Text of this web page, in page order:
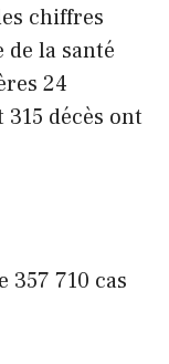
chiffres
la santé
24
315 décès ont
710 cas